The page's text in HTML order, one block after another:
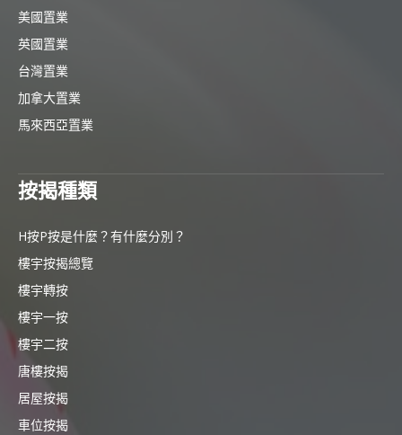
美國置業
英國置業
台灣置業
加拿大置業
馬來西亞置業
按揭種類
H按P按是什麼？有什麼分別？
樓宇按揭總覽
樓宇轉按
樓宇一按
樓宇二按
唐樓按揭
居屋按揭
車位按揭